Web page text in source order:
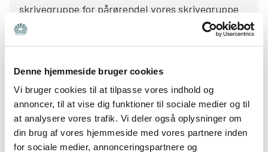
Denne hjemmeside bruger cookies
Vi bruger cookies til at tilpasse vores indhold og
annoncer, til at vise dig funktioner til sociale medier og til
at analysere vores trafik. Vi deler også oplysninger om
din brug af vores hjemmeside med vores partnere inden
for sociale medier, annonceringspartnere og
skrivegruppe for pårørendeI vores skrivegruppe
for pårørende arbejder man litterært med
erfaringen af at være pårørende i et kreativt,
Tid:17:00 – 20:00
Sted:Center for Mental Sundhed,Mimersgade 41
2200København